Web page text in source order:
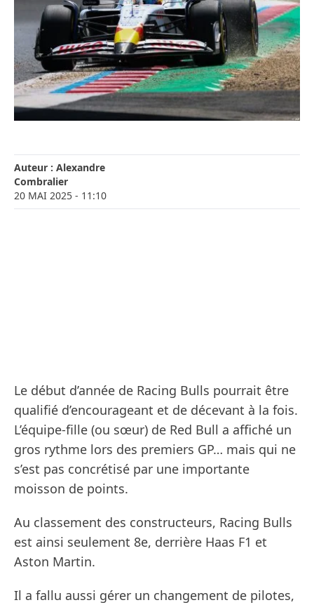
Auteur : Alexandre
Combralier
20 MAI 2025 - 11:10
Le début d’année de Racing Bulls pourrait être
qualifié d’encourageant et de décevant à la fois.
L’équipe-fille (ou sœur) de Red Bull a affiché un
gros rythme lors des premiers GP… mais qui ne
s’est pas concrétisé par une importante
moisson de points.
Au classement des constructeurs, Racing Bulls
est ainsi seulement 8e, derrière Haas F1 et
Aston Martin.
Il a fallu aussi gérer un changement de pilotes,